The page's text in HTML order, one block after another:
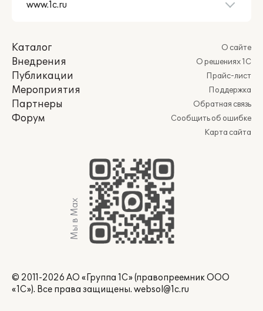
Каталог
Внедрения
Публикации
Мероприятия
Партнеры
Форум
О сайте
О решениях 1С
Прайс-лист
Поддержка
Обратная связь
Сообщить об ошибке
Карта сайта
Мы в Max
© 2011-2026 АО «Группа 1С» (правопреемник ООО
«1С»). Все права защищены. websol@1c.ru